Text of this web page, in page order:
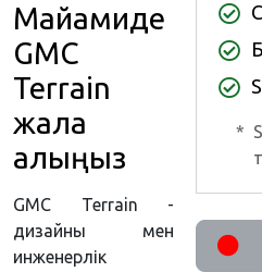
*
Майамиде
GMC
Terrain
жалға
алыңыз
GMC Terrain -
дизайны мен
инженерлік